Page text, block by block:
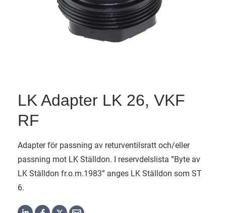
LK Adapter LK 26, VKF
RF
Adapter för passning av returventilsratt och/eller
passning mot LK Ställdon. I reservdelslista ”Byte av
LK Ställdon fr.o.m.1983” anges LK Ställdon som ST
6.